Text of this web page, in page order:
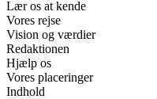
Lær os at kende
Vores rejse
Vision og værdier
Redaktionen
Hjælp os
Vores placeringer
Indhold